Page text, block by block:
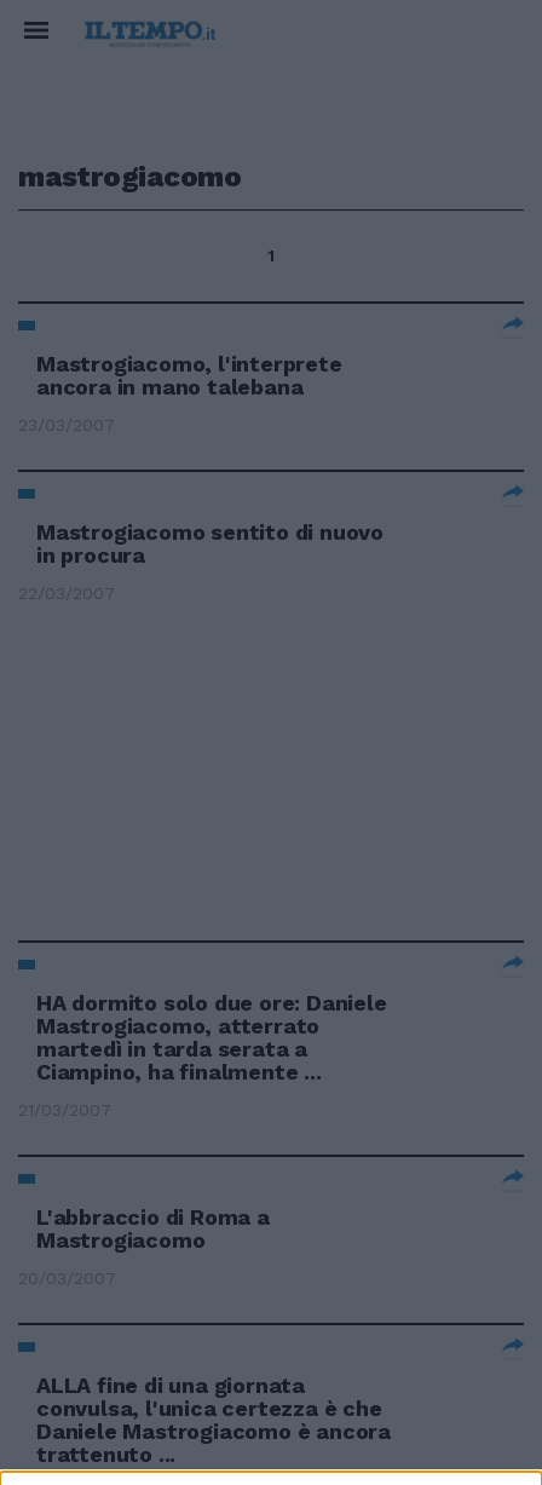
mastrogiacomo
1
Mastrogiacomo, l'interprete
ancora in mano talebana
23/03/2007
Mastrogiacomo sentito di nuovo
in procura
22/03/2007
HA dormito solo due ore: Daniele
Mastrogiacomo, atterrato
martedì in tarda serata a
Ciampino, ha finalmente ...
21/03/2007
L'abbraccio di Roma a
Mastrogiacomo
20/03/2007
ALLA fine di una giornata
convulsa, l'unica certezza è che
Daniele Mastrogiacomo è ancora
trattenuto ...